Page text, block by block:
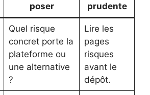
poser
prudente
Quel risque
concret porte la
plateforme ou
une alternative
?
Lire les
pages
risques
avant le
dépôt.